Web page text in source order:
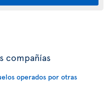
compañías
operados por otras